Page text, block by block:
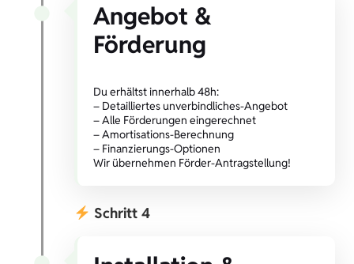
Angebot &
Förderung
Du erhältst innerhalb 48h:
– Detailliertes unverbindliches-Angebot
– Alle Förderungen eingerechnet
– Amortisations-Berechnung
– Finanzierungs-Optionen
Wir übernehmen Förder-Antragstellung!
Schritt 4